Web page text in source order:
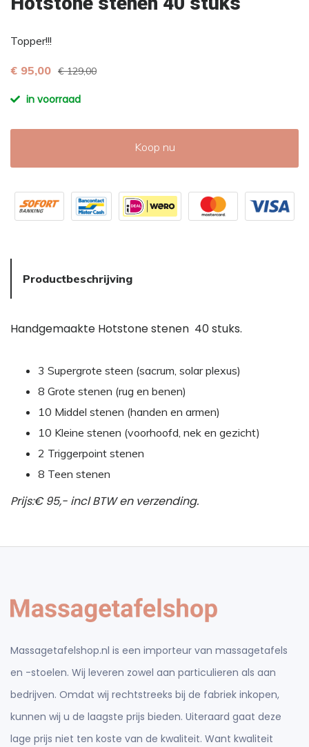
Topper!!!
€ 95,00 € 129,00
in voorraad
Koop nu
Productbeschrijving
Handgemaakte Hotstone stenen 40 stuks.
3 Supergrote steen (sacrum, solar plexus)
8 Grote stenen (rug en benen)
10 Middel stenen (handen en armen)
10 Kleine stenen (voorhoofd, nek en gezicht)
2 Triggerpoint stenen
8 Teen stenen
Prijs:€ 95,- incl BTW en verzending.
Massagetafelshop.nl is een importeur van massagetafels
en -stoelen. Wij leveren zowel aan particulieren als aan
bedrijven. Omdat wij rechtstreeks bij de fabriek inkopen,
kunnen wij u de laagste prijs bieden. Uiteraard gaat deze
lage prijs niet ten koste van de kwaliteit. Want kwaliteit